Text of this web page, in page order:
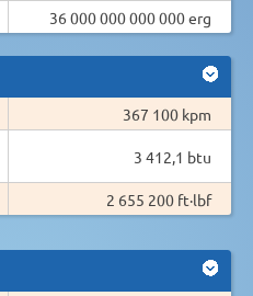
36 000 000 000 000 erg
367 100 kpm
3 412,1 btu
2 655 200 ft·lbf